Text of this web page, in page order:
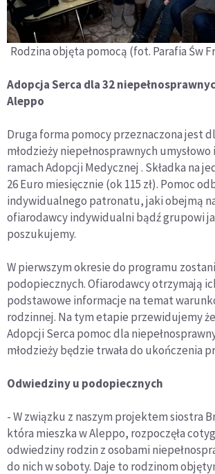
Rodzina objęta pomocą (fot. Parafia Św
Adopcja Serca dla 32
Aleppo
Druga forma pomocy przeznaczona jest
młodzieży niepełnosprawnych
ramach Adopcji Medycznej . Składka na
26 Euro miesięcznie (ok 115 zł). Pomoc
indywidualnego patronatu, jaki obejmą
ofiarodawcy indywidualni bądź grupowi
poszukujemy.
W pierwszym okresie do programu
podopiecznych. Ofiarodawcy otrzymają
podstawowe informacje na temat
rodzinnej. Na tym etapie przewidujemy
Adopcji Serca pomoc dla
młodzieży będzie trwała do ukończenia
Odwiedziny u podopiecznych
- W związku z naszym projektem siostra
która mieszka w Aleppo, rozpoczęła
odwiedziny rodzin z osobami
do nich w soboty. Daje to rodzinom